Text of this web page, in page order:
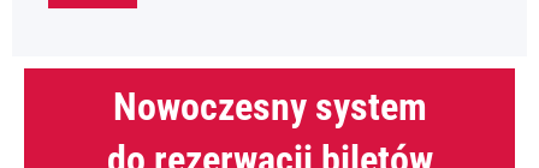
Nowoczesny system